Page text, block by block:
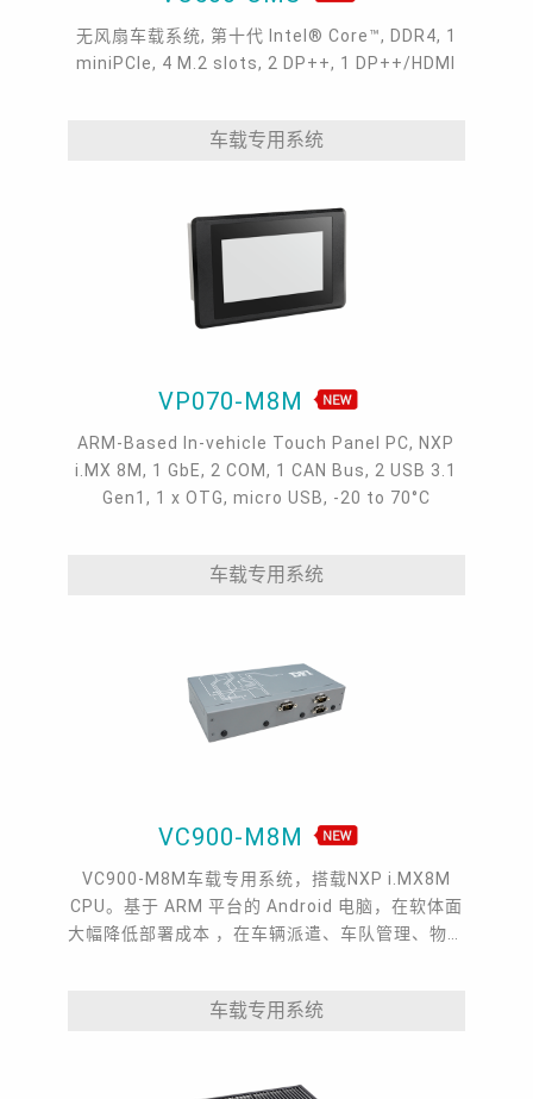
无风扇车载系统, 第十代 Intel® Core™, DDR4, 1
miniPCIe, 4 M.2 slots, 2 DP++, 1 DP++/HDMI
车载专用系统
VP070-M8M
ARM-Based In-vehicle Touch Panel PC, NXP
i.MX 8M, 1 GbE, 2 COM, 1 CAN Bus, 2 USB 3.1
Gen1, 1 x OTG, micro USB, -20 to 70°C
车载专用系统
VC900-M8M
VC900-M8M车载专用系统，搭载NXP i.MX8M
CPU。基于 ARM 平台的 Android 电脑，在软体面
大幅降低部署成本 ，在车辆派遣、车队管理、物联
车载专用系统